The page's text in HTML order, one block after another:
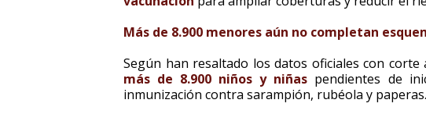
Más de 8.900 menores aún no completan
Según han resaltado los datos oficiales con
más de 8.900 niños y niñas pendientes de
inmunización contra sarampión, rubéola y paperas.